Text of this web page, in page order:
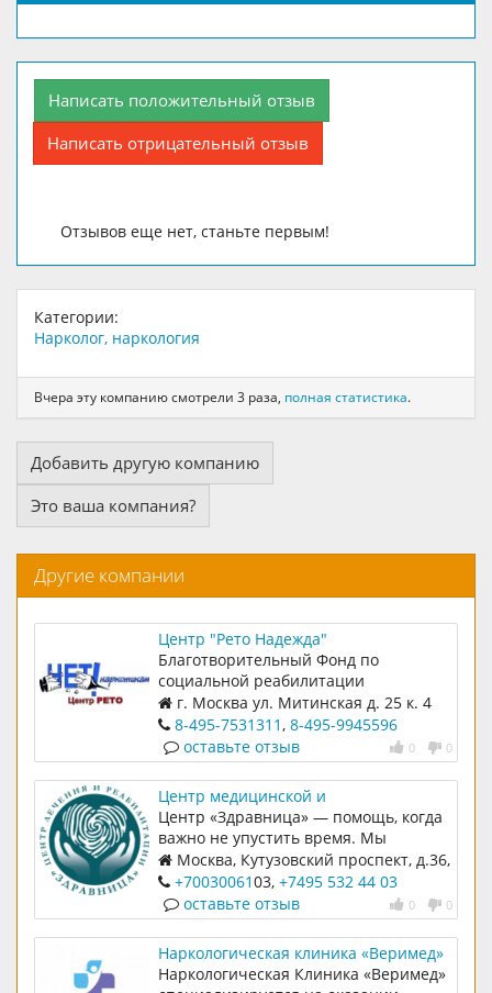
Написать положительный отзыв
Написать отрицательный отзыв
Отзывов еще нет, станьте первым!
Категории:
Нарколог, наркология
Вчера эту компанию смотрели 3 раза, полная статистика.
Добавить другую компанию
Это ваша компания?
Другие компании
Центр "Рето Надежда"
Благотворительный Фонд по
социальной реабилитации
г. Москва ул. Митинская д. 25 к. 4
8-495-7531311, 8-495-9945596
0 0
оставьте отзыв
Центр медицинской и
психологической помощи
"Здравница"
Центр «Здравница» — помощь, когда
важно не упустить время. Мы
специализируемся на лечении
зависимостей и восстановлении
психического здоровья. Работаем с
2017 года, оказываем комплексную
помощь при алкоголизме,
наркомании, игромании, РПП,
тревожных расстройствах и
Москва, Кутузовский проспект, д.36,
стр. 1, пом.101
+7003006103, +7495 532 44 03
0 0
оставьте отзыв
Наркологическая клиника «Веримед»
Наркологическая Клиника «Веримед»